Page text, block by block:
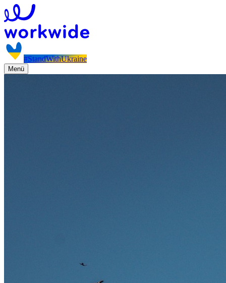
#StandWithUkraine
Menü